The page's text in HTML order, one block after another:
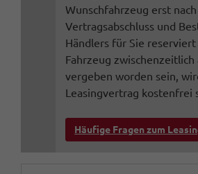
Wunschfahrzeug erst
Vertragsabschluss und
Händlers für Sie
Fahrzeug
vergeben worden sein,
Leasingvertrag kostenfrei
Häufige Fragen zum